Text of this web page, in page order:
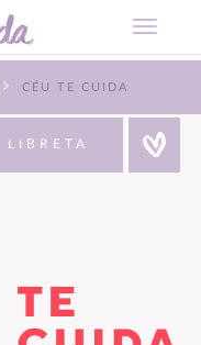
CÉU TE CUIDA